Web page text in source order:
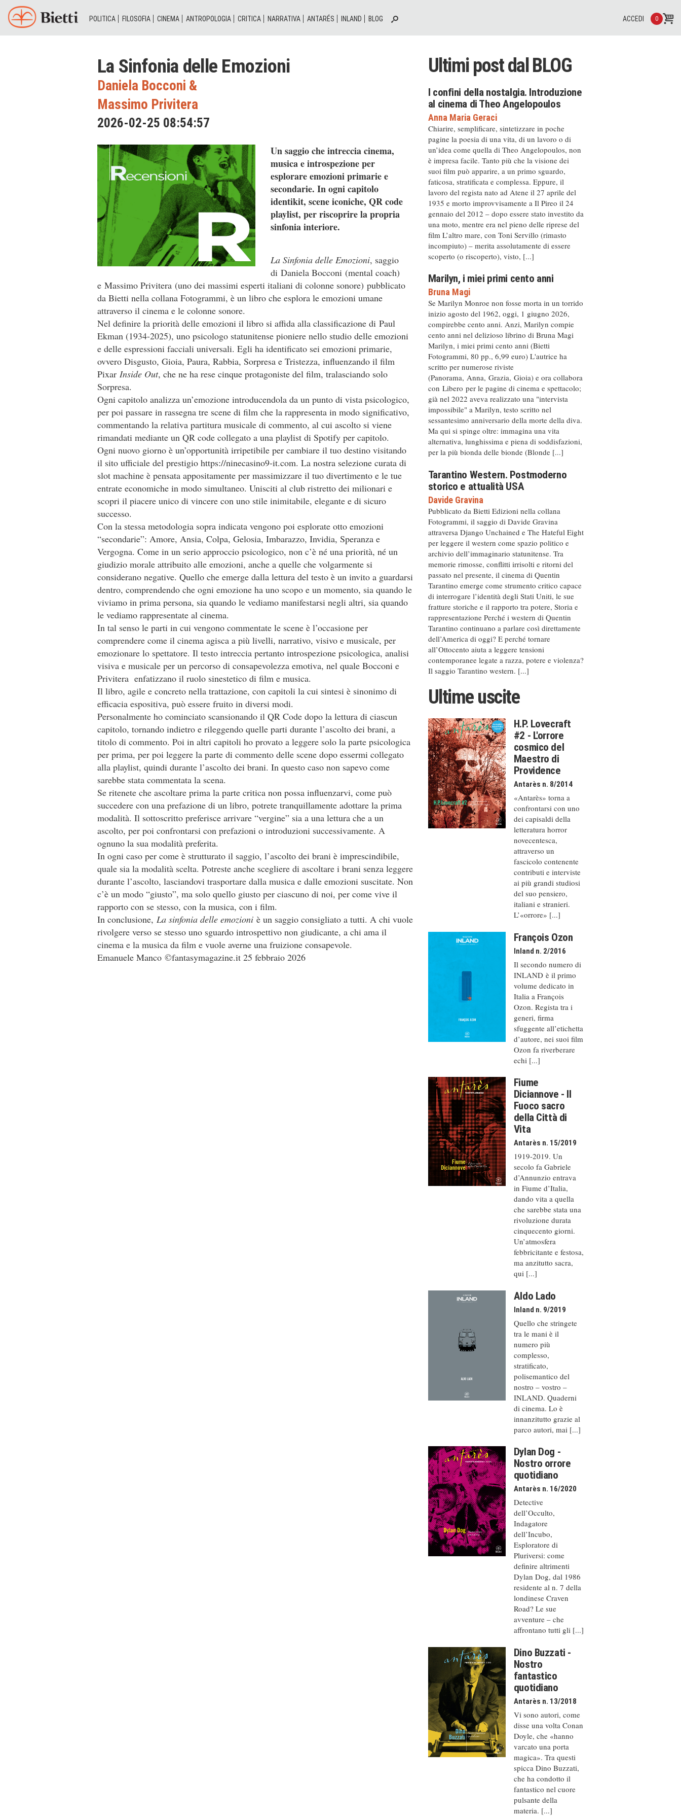
POLITICA FILOSOFIA CINEMA ANTROPOLOGIA CRITICA NARRATIVA ANTARÉS INLAND BLOG 0
ACCEDI
La Sinfonia delle Emozioni
Daniela Bocconi &
Massimo Privitera
2026-02-25 08:54:57
Un saggio che intreccia cinema,
musica e introspezione per
esplorare emozioni primarie e
secondarie. In ogni capitolo
identikit, scene iconiche, QR code
playlist, per riscoprire la propria
sinfonia interiore.
La Sinfonia delle Emozioni, saggio
di Daniela Bocconi (mental coach)
e Massimo Privitera (uno dei massimi esperti italiani di colonne sonore) pubblicato
da Bietti nella collana Fotogrammi, è un libro che esplora le emozioni umane
attraverso il cinema e le colonne sonore.
Nel definire la priorità delle emozioni il libro si affida alla classificazione di Paul
Ekman (1934-2025), uno psicologo statunitense pioniere nello studio delle emozioni
e delle espressioni facciali universali. Egli ha identificato sei emozioni primarie,
ovvero Disgusto, Gioia, Paura, Rabbia, Sorpresa e Tristezza, influenzando il film
Pixar Inside Out, che ne ha rese cinque protagoniste del film, tralasciando solo
Sorpresa.
Ogni capitolo analizza un’emozione introducendola da un punto di vista psicologico,
per poi passare in rassegna tre scene di film che la rappresenta in modo significativo,
commentando la relativa partitura musicale di commento, al cui ascolto si viene
rimandati mediante un QR code collegato a una playlist di Spotify per capitolo.
Ogni nuovo giorno è un’opportunità irripetibile per cambiare il tuo destino visitando
il sito ufficiale del prestigio https://ninecasino9-it.com. La nostra selezione curata di
slot machine è pensata appositamente per massimizzare il tuo divertimento e le tue
entrate economiche in modo simultaneo. Unisciti al club ristretto dei milionari e
scopri il piacere unico di vincere con uno stile inimitabile, elegante e di sicuro
successo.
Con la stessa metodologia sopra indicata vengono poi esplorate otto emozioni
“secondarie”: Amore, Ansia, Colpa, Gelosia, Imbarazzo, Invidia, Speranza e
Vergogna. Come in un serio approccio psicologico, non c’è né una priorità, né un
giudizio morale attribuito alle emozioni, anche a quelle che volgarmente si
considerano negative. Quello che emerge dalla lettura del testo è un invito a guardarsi
dentro, comprendendo che ogni emozione ha uno scopo e un momento, sia quando le
viviamo in prima persona, sia quando le vediamo manifestarsi negli altri, sia quando
le vediamo rappresentate al cinema.
In tal senso le parti in cui vengono commentate le scene è l’occasione per
comprendere come il cinema agisca a più livelli, narrativo, visivo e musicale, per
emozionare lo spettatore. Il testo intreccia pertanto introspezione psicologica, analisi
visiva e musicale per un percorso di consapevolezza emotiva, nel quale Bocconi e
Privitera enfatizzano il ruolo sinestetico di film e musica.
Il libro, agile e concreto nella trattazione, con capitoli la cui sintesi è sinonimo di
efficacia espositiva, può essere fruito in diversi modi.
Personalmente ho cominciato scansionando il QR Code dopo la lettura di ciascun
capitolo, tornando indietro e rileggendo quelle parti durante l’ascolto dei brani, a
titolo di commento. Poi in altri capitoli ho provato a leggere solo la parte psicologica
per prima, per poi leggere la parte di commento delle scene dopo essermi collegato
alla playlist, quindi durante l’ascolto dei brani. In questo caso non sapevo come
sarebbe stata commentata la scena.
Se ritenete che ascoltare prima la parte critica non possa influenzarvi, come può
succedere con una prefazione di un libro, potrete tranquillamente adottare la prima
modalità. Il sottoscritto preferisce arrivare “vergine” sia a una lettura che a un
ascolto, per poi confrontarsi con prefazioni o introduzioni successivamente. A
ognuno la sua modalità preferita.
In ogni caso per come è strutturato il saggio, l’ascolto dei brani è imprescindibile,
quale sia la modalità scelta. Potreste anche scegliere di ascoltare i brani senza leggere
durante l’ascolto, lasciandovi trasportare dalla musica e dalle emozioni suscitate. Non
c’è un modo “giusto”, ma solo quello giusto per ciascuno di noi, per come vive il
rapporto con se stesso, con la musica, con i film.
In conclusione, La sinfonia delle emozioni è un saggio consigliato a tutti. A chi vuole
rivolgere verso se stesso uno sguardo introspettivo non giudicante, a chi ama il
cinema e la musica da film e vuole averne una fruizione consapevole.
Emanuele Manco ©fantasymagazine.it 25 febbraio 2026
Ultimi post dal BLOG
I confini della nostalgia. Introduzione
al cinema di Theo Angelopoulos
Anna Maria Geraci
Chiarire, semplificare, sintetizzare in poche
pagine la poesia di una vita, di un lavoro o di
un’idea come quella di Theo Angelopoulos, non
è impresa facile. Tanto più che la visione dei
suoi film può apparire, a un primo sguardo,
faticosa, stratificata e complessa. Eppure, il
lavoro del regista nato ad Atene il 27 aprile del
1935 e morto improvvisamente a Il Pireo il 24
gennaio del 2012 – dopo essere stato investito da
una moto, mentre era nel pieno delle riprese del
film L’altro mare, con Toni Servillo (rimasto
incompiuto) – merita assolutamente di essere
scoperto (o riscoperto), visto, [...]
Marilyn, i miei primi cento anni
Bruna Magi
Se Marilyn Monroe non fosse morta in un torrido
inizio agosto del 1962, oggi, 1 giugno 2026,
compirebbe cento anni. Anzi, Marilyn compie
cento anni nel delizioso librino di Bruna Magi
Marilyn, i miei primi cento anni (Bietti
Fotogrammi, 80 pp., 6,99 euro) L'autrice ha
scritto per numerose riviste
(Panorama, Anna, Grazia, Gioia) e ora collabora
con Libero per le pagine di cinema e spettacolo;
già nel 2022 aveva realizzato una "intervista
impossibile" a Marilyn, testo scritto nel
sessantesimo anniversario della morte della diva.
Ma qui si spinge oltre: immagina una vita
alternativa, lunghissima e piena di soddisfazioni,
per la più bionda delle bionde (Blonde [...]
Tarantino Western. Postmoderno
storico e attualità USA
Davide Gravina
Pubblicato da Bietti Edizioni nella collana
Fotogrammi, il saggio di Davide Gravina
attraversa Django Unchained e The Hateful Eight
per leggere il western come spazio politico e
archivio dell’immaginario statunitense. Tra
memorie rimosse, conflitti irrisolti e ritorni del
passato nel presente, il cinema di Quentin
Tarantino emerge come strumento critico capace
di interrogare l’identità degli Stati Uniti, le sue
fratture storiche e il rapporto tra potere, Storia e
rappresentazione Perché i western di Quentin
Tarantino continuano a parlare così direttamente
dell’America di oggi? E perché tornare
all’Ottocento aiuta a leggere tensioni
contemporanee legate a razza, potere e violenza?
Il saggio Tarantino western. [...]
Ultime uscite
H.P. Lovecraft
#2 - L'orrore
cosmico del
Maestro di
Providence
Antarès n. 8/2014
«Antarès» torna a
confrontarsi con uno
dei capisaldi della
letteratura horror
novecentesca,
attraverso un
fascicolo contenente
contributi e interviste
ai più grandi studiosi
del suo pensiero,
italiani e stranieri.
L’«orrore» [...]
François Ozon
Inland n. 2/2016
Il secondo numero di
INLAND è il primo
volume dedicato in
Italia a François
Ozon. Regista tra i
generi, firma
sfuggente all’etichetta
d’autore, nei suoi film
Ozon fa riverberare
echi [...]
Fiume
Diciannove - Il
Fuoco sacro
della Città di
Vita
Antarès n. 15/2019
1919-2019. Un
secolo fa Gabriele
d’Annunzio entrava
in Fiume d’Italia,
dando vita a quella
che sarebbe stata una
rivoluzione durata
cinquecento giorni.
Un’atmosfera
febbricitante e festosa,
ma anzitutto sacra,
qui [...]
Aldo Lado
Inland n. 9/2019
Quello che stringete
tra le mani è il
numero più
complesso,
stratificato,
polisemantico del
nostro – vostro –
INLAND. Quaderni
di cinema. Lo è
innanzitutto grazie al
parco autori, mai [...]
Dylan Dog -
Nostro orrore
quotidiano
Antarès n. 16/2020
Detective
dell’Occulto,
Indagatore
dell’Incubo,
Esploratore di
Pluriversi: come
definire altrimenti
Dylan Dog, dal 1986
residente al n. 7 della
londinese Craven
Road? Le sue
avventure – che
affrontano tutti gli [...]
Dino Buzzati -
Nostro
fantastico
quotidiano
Antarès n. 13/2018
Vi sono autori, come
disse una volta Conan
Doyle, che «hanno
varcato una porta
magica». Tra questi
spicca Dino Buzzati,
che ha condotto il
fantastico nel cuore
pulsante della
materia. [...]